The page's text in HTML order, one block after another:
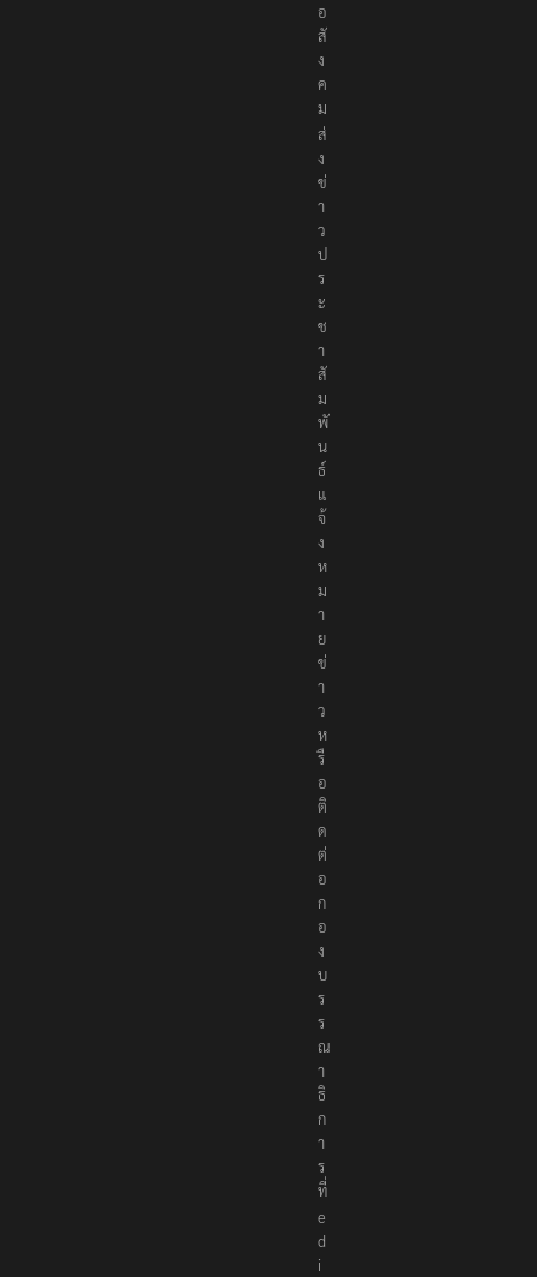
อ
สั
ง
ค
ม
ส่
ง
ข่
า
ว
ป
ร
ะ
ช
า
สั
ม
พั
น
ธ์
แ
จ้
ง
ห
ม
า
ย
ข่
า
ว
ห
รื
อ
ติ
ด
ต่
อ
ก
อ
ง
บ
ร
ร
ณ
า
ธิ
ก
า
ร
ที่
e
d
i